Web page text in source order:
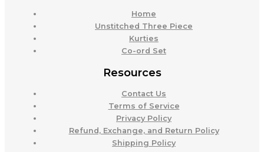
Home
Unstitched Three Piece
Kurties
Co-ord Set
Resources
Contact Us
Terms of Service
Privacy Policy
Refund, Exchange, and Return Policy
Shipping Policy